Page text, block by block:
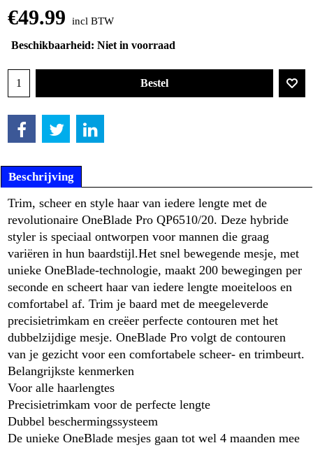
€49.99 incl BTW
Beschikbaarheid: Niet in voorraad
Bestel
Beschrijving
Trim, scheer en style haar van iedere lengte met de
revolutionaire OneBlade Pro QP6510/20. Deze hybride
styler is speciaal ontworpen voor mannen die graag
variëren in hun baardstijl.Het snel bewegende mesje, met
unieke OneBlade-technologie, maakt 200 bewegingen per
seconde en scheert haar van iedere lengte moeiteloos en
comfortabel af. Trim je baard met de meegeleverde
precisietrimkam en creëer perfecte contouren met het
dubbelzijdige mesje. OneBlade Pro volgt de contouren
van je gezicht voor een comfortabele scheer- en trimbeurt.
Belangrijkste kenmerken
Voor alle haarlengtes
Precisietrimkam voor de perfecte lengte
Dubbel beschermingssysteem
De unieke OneBlade mesjes gaan tot wel 4 maanden mee